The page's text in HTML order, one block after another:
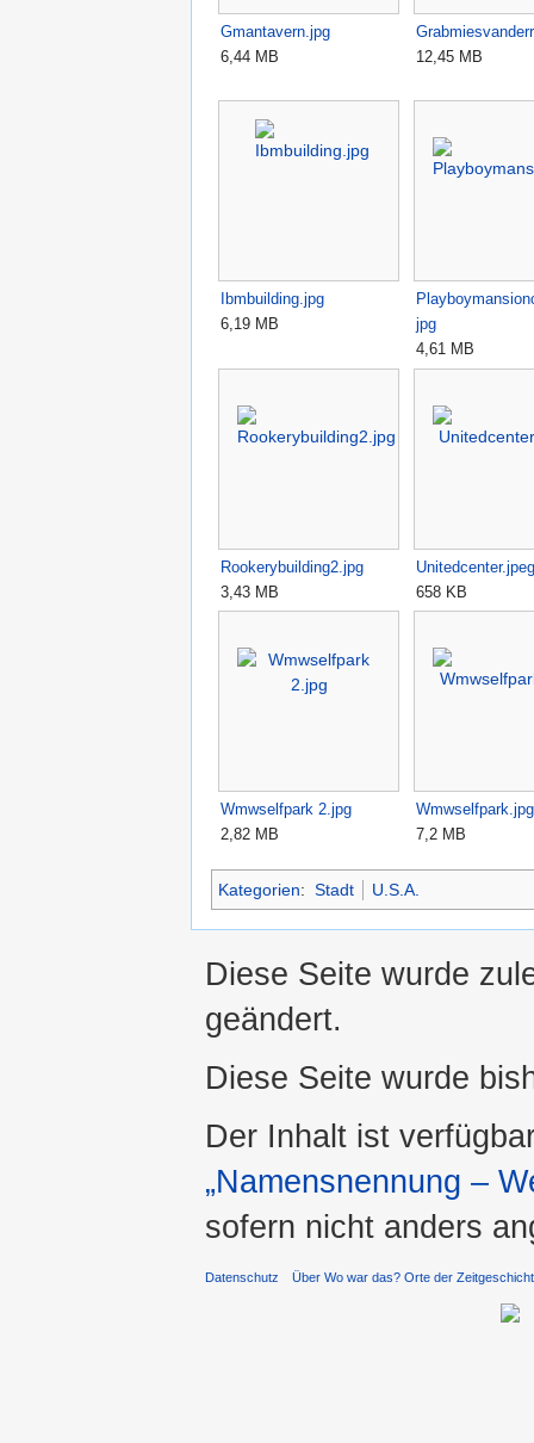
Gmantavern.jpg
6,44 MB
12,45 MB
Ibmbuilding.jpg
6,19 MB
jpg
4,61 MB
Rookerybuilding2.jpg
3,43 MB
Unitedcenter.jpeg
658 KB
Wmwselfpark 2.jpg
2,82 MB
Wmwselfpark.jpg
7,2 MB
Kategorien: Stadt U.S.A.
Diese Seite wurde
geändert.
Diese Seite wurde
Der Inhalt ist
„Namensnennung –
sofern nicht anders
Datenschutz Über Wo war das? Orte der